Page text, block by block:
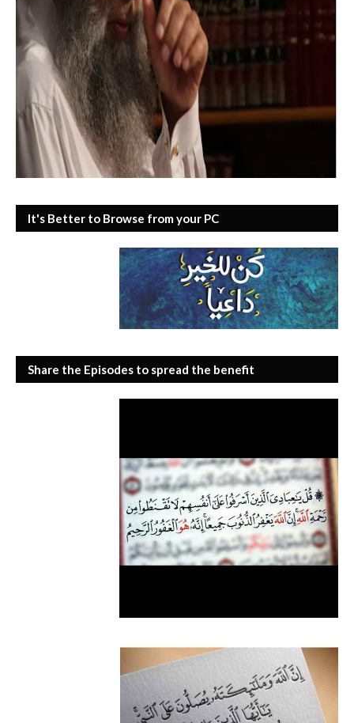
It's Better to Browse from your PC
Share the Episodes to spread the benefit